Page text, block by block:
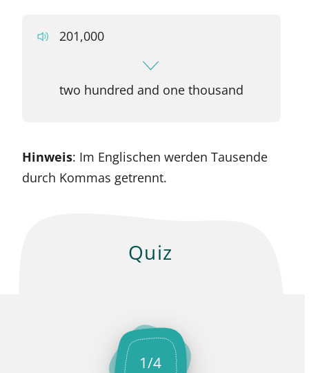
201,000
two hundred and one thousand
Hinweis: Im Englischen werden Tausende
durch Kommas getrennt.
Quiz
1/4